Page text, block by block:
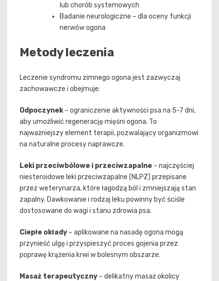
lub chorób systemowych
Badanie neurologiczne – dla oceny funkcji
nerwów ogona
Metody leczenia
Leczenie syndromu zimnego ogona jest zazwyczaj
zachowawcze i obejmuje:
Odpoczynek– ograniczenie aktywności psa na 5-7 dni,
aby umożliwić regenerację mięśni ogona. To
najważniejszy element terapii, pozwalający organizmowi
na naturalne procesy naprawcze.
Leki przeciwbólowe i przeciwzapalne – najczęściej
niesteroidowe leki przeciwzapalne (NLPZ) przepisane
przez weterynarza, które łagodzą ból i zmniejszają stan
zapalny. Dawkowanie i rodzaj leku powinny być ściśle
dostosowane do wagi i stanu zdrowia psa.
Ciepłe okłady – aplikowane na nasadę ogona mogą
przynieść ulgę i przyspieszyć proces gojenia przez
poprawę krążenia krwi w bolesnym obszarze.
Masaż terapeutyczny – delikatny masaż okolicy